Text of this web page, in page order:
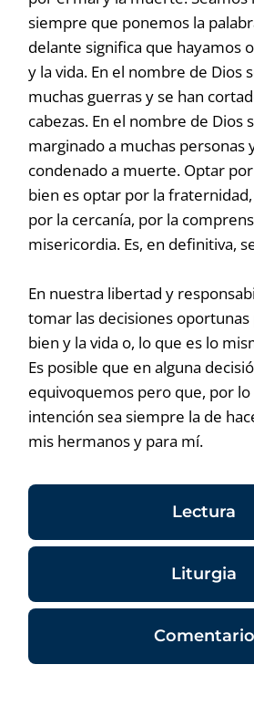
siempre que ponemos la
delante significa que hayamos
y la vida. En el nombre de Dios
muchas guerras y se han
cabezas. En el nombre de Dios
marginado a muchas personas
condenado a muerte. Optar
bien es optar por la
por la cercanía, por la
misericordia. Es, en definitiva,
En nuestra libertad y
tomar las decisiones
bien y la vida o, lo que es lo
Es posible que en alguna
equivoquemos pero que, por lo
intención sea siempre la de
mis hermanos y para mí.
Lectura
Liturgia
Comentario